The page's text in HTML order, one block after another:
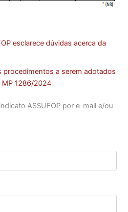
esclarece dúvidas acerca da
procedimentos a serem adotados
MP 1286/2024
ASSUFOP por e-mail e/ou